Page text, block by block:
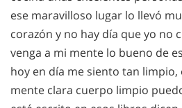
ese maravilloso lugar lo llevó
corazón y no hay día que yo no
venga a mi mente lo bueno de
hoy en día me siento tan
mente clara cuerpo limpio